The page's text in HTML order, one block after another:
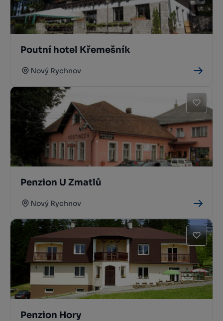
Poutní hotel Křemešník
Nový Rychnov
Penzion U Zmatlů
Nový Rychnov
Penzion Hory